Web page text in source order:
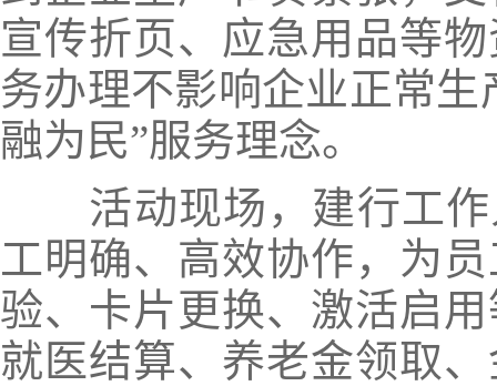
宣传折页、应急用品等
务办理不影响企业正常
融为民”服务理念。
活动现场，建行工作
工明确、高效协作，为
验、卡片更换、激活启
就医结算、养老金领取